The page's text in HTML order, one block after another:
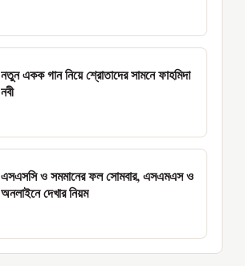
নতুন একক গান নিয়ে শ্রোতাদের সামনে ফাহমিদা
নবী
এসএসসি ও সমমানের ফল সোমবার, এসএমএস ও
অনলাইনে দেখার নিয়ম